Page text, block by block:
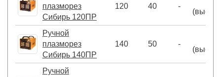
плазморез
Сибирь 120ПР
120 40 -
Ручной
плазморез
Сибирь 140ПР
140 50 -
Ручной